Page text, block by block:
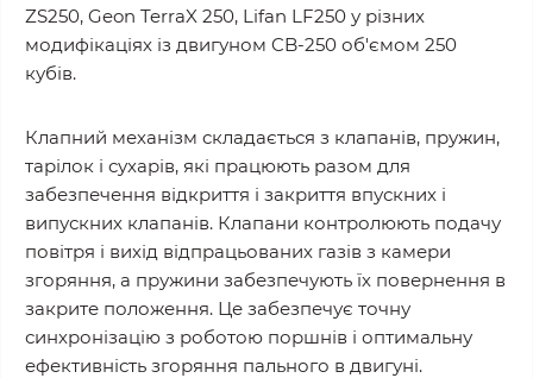
ZS250, Geon TerraX 250, Lifan LF250 у різних
модифікаціях із двигуном CB-250 об'ємом 250
кубів.
Клапний механізм складається з клапанів, пружин,
тарілок і сухарів, які працюють разом для
забезпечення відкриття і закриття впускних і
випускних клапанів. Клапани контролюють подачу
повітря і вихід відпрацьованих газів з камери
згоряння, а пружини забезпечують їх повернення в
закрите положення. Це забезпечує точну
синхронізацію з роботою поршнів і оптимальну
ефективність згоряння пального в двигуні.